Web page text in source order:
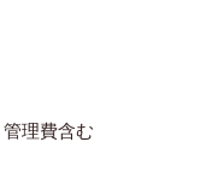
理費含む